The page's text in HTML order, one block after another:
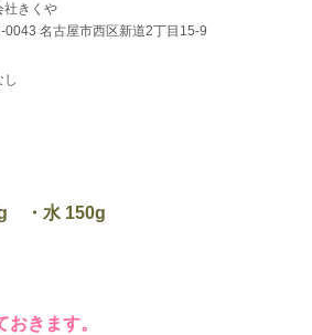
社きくや
0043 名古屋市西区新道2丁目15-9
し
・水 150g
きます。